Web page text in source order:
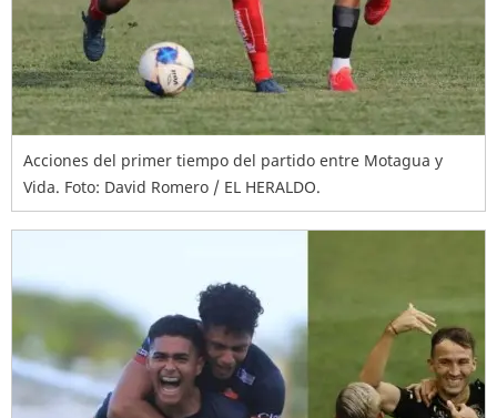
Acciones del primer tiempo del partido entre Motagua y
Vida. Foto: David Romero / EL HERALDO.